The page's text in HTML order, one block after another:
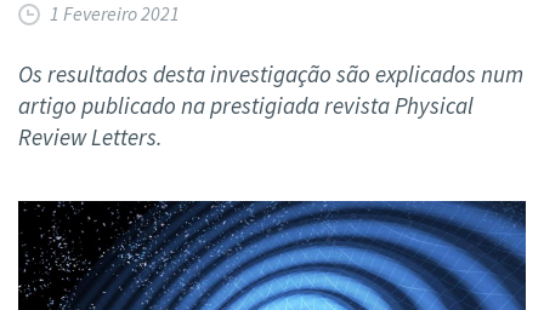
1 Fevereiro 2021
Os resultados desta investigação são explicados num
artigo publicado na prestigiada revista Physical
Review Letters.